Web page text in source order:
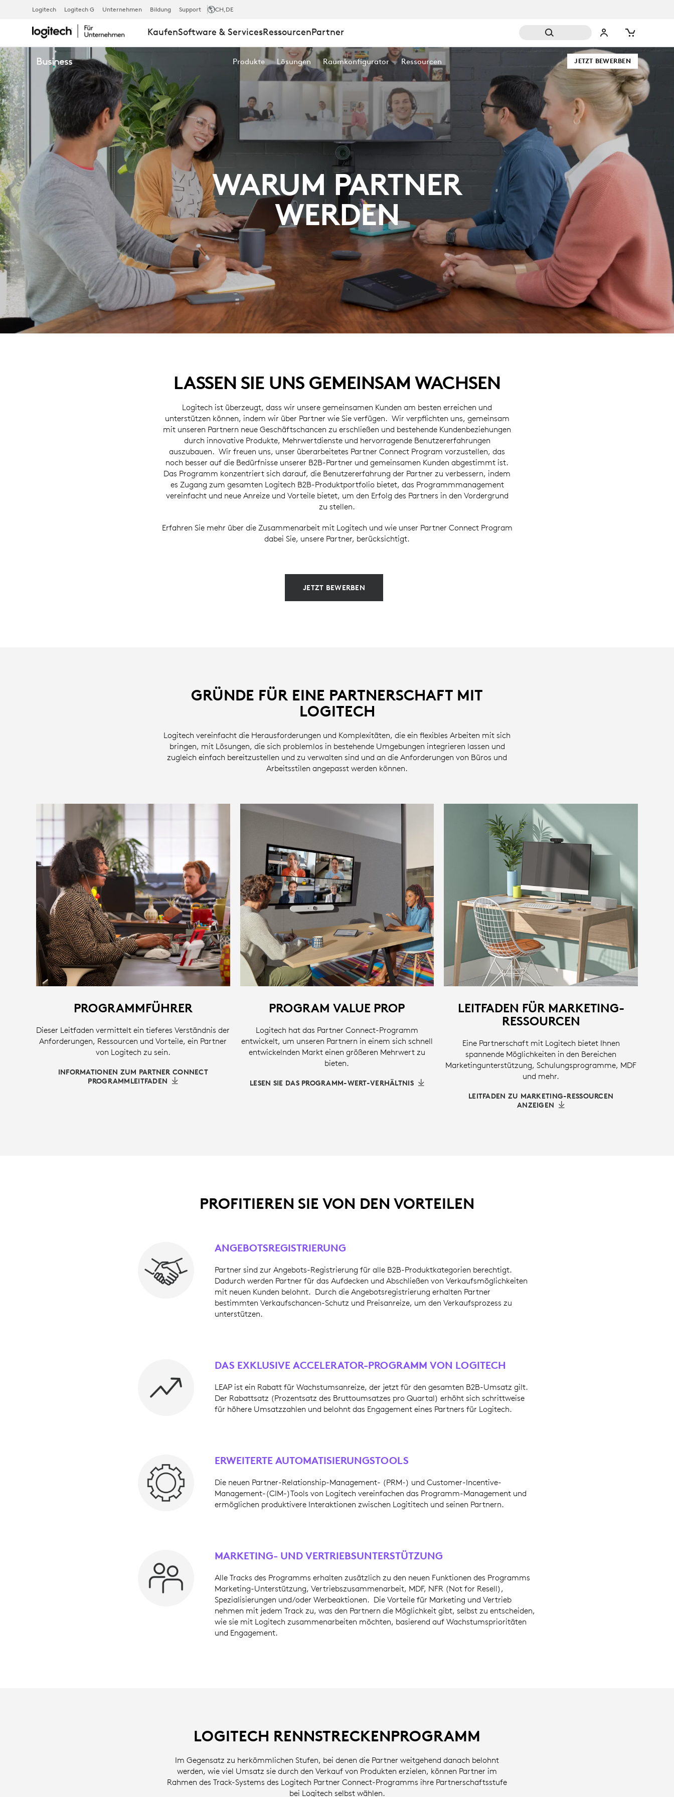
WARUM
EIN
PARTNER
WERDEN
Logitech Logitech G Unternehmen Bildung Support CH,DE
KaufenSoftware & ServicesRessourcenPartner
Business Produkte Lösungen Raumkonfigurator Ressourcen JETZT BEWERBEN
WARUM PARTNER
WERDEN
LASSEN SIE UNS GEMEINSAM WACHSEN
Logitech ist überzeugt, dass wir unsere gemeinsamen Kunden am besten erreichen und
unterstützen können, indem wir über Partner wie Sie verfügen. Wir verpflichten uns, gemeinsam
mit unseren Partnern neue Geschäftschancen zu erschließen und bestehende Kundenbeziehungen
durch innovative Produkte, Mehrwertdienste und hervorragende Benutzererfahrungen
auszubauen. Wir freuen uns, unser überarbeitetes Partner Connect Program vorzustellen, das
noch besser auf die Bedürfnisse unserer B2B-Partner und gemeinsamen Kunden abgestimmt ist.
Das Programm konzentriert sich darauf, die Benutzererfahrung der Partner zu verbessern, indem
es Zugang zum gesamten Logitech B2B-Produktportfolio bietet, das Programmmanagement
vereinfacht und neue Anreize und Vorteile bietet, um den Erfolg des Partners in den Vordergrund
zu stellen.
Erfahren Sie mehr über die Zusammenarbeit mit Logitech und wie unser Partner Connect Program
dabei Sie, unsere Partner, berücksichtigt.
JETZT BEWERBEN
GRÜNDE FÜR EINE PARTNERSCHAFT MIT
LOGITECH
Logitech vereinfacht die Herausforderungen und Komplexitäten, die ein flexibles Arbeiten mit sich
bringen, mit Lösungen, die sich problemlos in bestehende Umgebungen integrieren lassen und
zugleich einfach bereitzustellen und zu verwalten sind und an die Anforderungen von Büros und
Arbeitsstilen angepasst werden können.
PROGRAMMFÜHRER
Dieser Leitfaden vermittelt ein tieferes Verständnis der
Anforderungen, Ressourcen und Vorteile, ein Partner
von Logitech zu sein.
INFORMATIONEN ZUM PARTNER CONNECT
PROGRAMMLEITFADEN
PROGRAM VALUE PROP
Logitech hat das Partner Connect-Programm
entwickelt, um unseren Partnern in einem sich schnell
entwickelnden Markt einen größeren Mehrwert zu
bieten.
LESEN SIE DAS PROGRAMM-WERT-VERHÄLTNIS
LEITFADEN FÜR MARKETING-
RESSOURCEN
Eine Partnerschaft mit Logitech bietet Ihnen
spannende Möglichkeiten in den Bereichen
Marketingunterstützung, Schulungsprogramme, MDF
und mehr.
LEITFADEN ZU MARKETING-RESSOURCEN
ANZEIGEN
PROFITIEREN SIE VON DEN VORTEILEN
ANGEBOTSREGISTRIERUNG
Partner sind zur Angebots-Registrierung für alle B2B-Produktkategorien berechtigt.
Dadurch werden Partner für das Aufdecken und Abschließen von Verkaufsmöglichkeiten
mit neuen Kunden belohnt. Durch die Angebotsregistrierung erhalten Partner
bestimmten Verkaufschancen-Schutz und Preisanreize, um den Verkaufsprozess zu
unterstützen.
DAS EXKLUSIVE ACCELERATOR-PROGRAMM VON LOGITECH
LEAP ist ein Rabatt für Wachstumsanreize, der jetzt für den gesamten B2B-Umsatz gilt.
Der Rabattsatz (Prozentsatz des Bruttoumsatzes pro Quartal) erhöht sich schrittweise
für höhere Umsatzzahlen und belohnt das Engagement eines Partners für Logitech.
ERWEITERTE AUTOMATISIERUNGSTOOLS
Die neuen Partner-Relationship-Management- (PRM-) und Customer-Incentive-
Management-(CIM-)Tools von Logitech vereinfachen das Programm-Management und
ermöglichen produktivere Interaktionen zwischen Logititech und seinen Partnern.
MARKETING- UND VERTRIEBSUNTERSTÜTZUNG
Alle Tracks des Programms erhalten zusätzlich zu den neuen Funktionen des Programms
Marketing-Unterstützung, Vertriebszusammenarbeit, MDF, NFR (Not for Resell),
Spezialisierungen und/oder Werbeaktionen. Die Vorteile für Marketing und Vertrieb
nehmen mit jedem Track zu, was den Partnern die Möglichkeit gibt, selbst zu entscheiden,
wie sie mit Logitech zusammenarbeiten möchten, basierend auf Wachstumsprioritäten
und Engagement.
LOGITECH RENNSTRECKENPROGRAMM
Im Gegensatz zu herkömmlichen Stufen, bei denen die Partner weitgehend danach belohnt
werden, wie viel Umsatz sie durch den Verkauf von Produkten erzielen, können Partner im
Rahmen des Track-Systems des Logitech Partner Connect-Programms ihre Partnerschaftsstufe
bei Logitech selbst wählen.